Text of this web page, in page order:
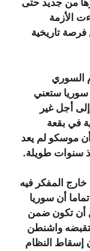
من جديد حتى
الأزمة
فرصة تاريخية
السوري
ستعني
أجل غير
في بقعة
أن موسكو لم يعد
سنوات طويلة.
خارج المفكر فيه
أن سوريا
أن تكون ضمن
واشنطن
إسقاط النظام